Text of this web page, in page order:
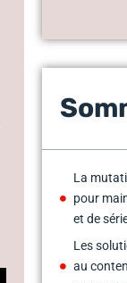
La
pour
et de
Les
au